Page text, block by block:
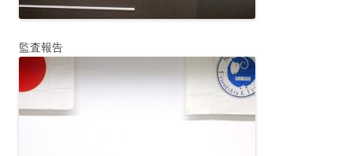
監査報告